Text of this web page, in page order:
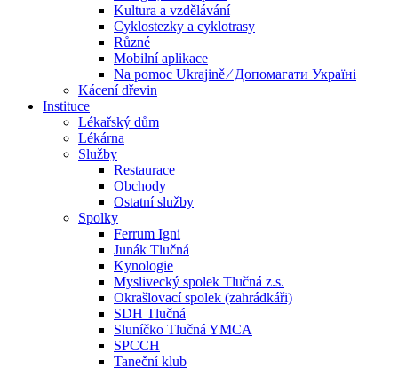
Kultura a vzdělávání
Cyklostezky a cyklotrasy
Různé
Mobilní aplikace
Na pomoc Ukrajině ⁄ Допомагати Україні
Kácení dřevin
Instituce
Lékařský dům
Lékárna
Služby
Restaurace
Obchody
Ostatní služby
Spolky
Ferrum Igni
Junák Tlučná
Kynologie
Myslivecký spolek Tlučná z.s.
Okrašlovací spolek (zahrádkáři)
SDH Tlučná
Sluníčko Tlučná YMCA
SPCCH
Taneční klub